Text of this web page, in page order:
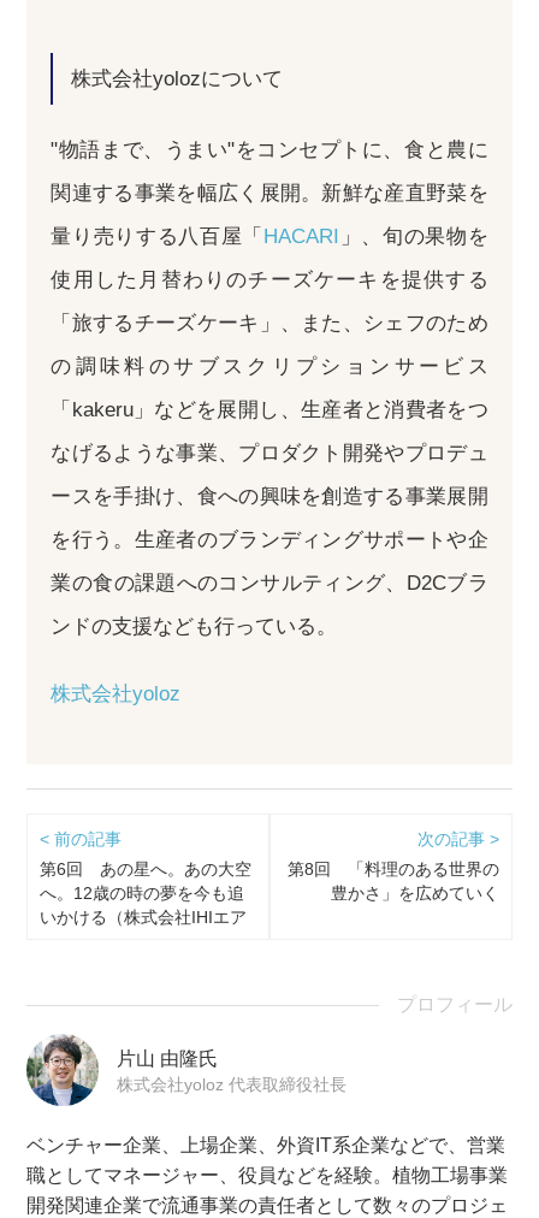
株式会社yolozについて
"物語まで、うまい"をコンセプトに、食と農に
関連する事業を幅広く展開。新鮮な産直野菜を
量り売りする八百屋「 HACARI
」、旬の果物を
使用した月替わりのチーズケーキを提供する
「旅するチーズケーキ」、また、シェフのため
の調味料のサブスクリプションサービス
「kakeru」などを展開し、生産者と消費者をつ
なげるような事業、プロダクト開発やプロデュ
ースを手掛け、食への興味を創造する事業展開
を行う。生産者のブランディングサポートや企
業の食の課題へのコンサルティング、D2Cブラ
ンドの支援なども行っている。
株式会社yoloz
< 前の記事
第6回 あの星へ。あの大空
へ。12歳の時の夢を今も追
いかける（株式会社IHIエア
次の記事 >
第8回 「料理のある世界の
豊かさ」を広めていく
プロフィール
片山 由隆氏
株式会社yoloz 代表取締役社長
ベンチャー企業、上場企業、外資IT系企業などで、営業
職としてマネージャー、役員などを経験。植物工場事業
開発関連企業で流通事業の責任者として数々のプロジェ